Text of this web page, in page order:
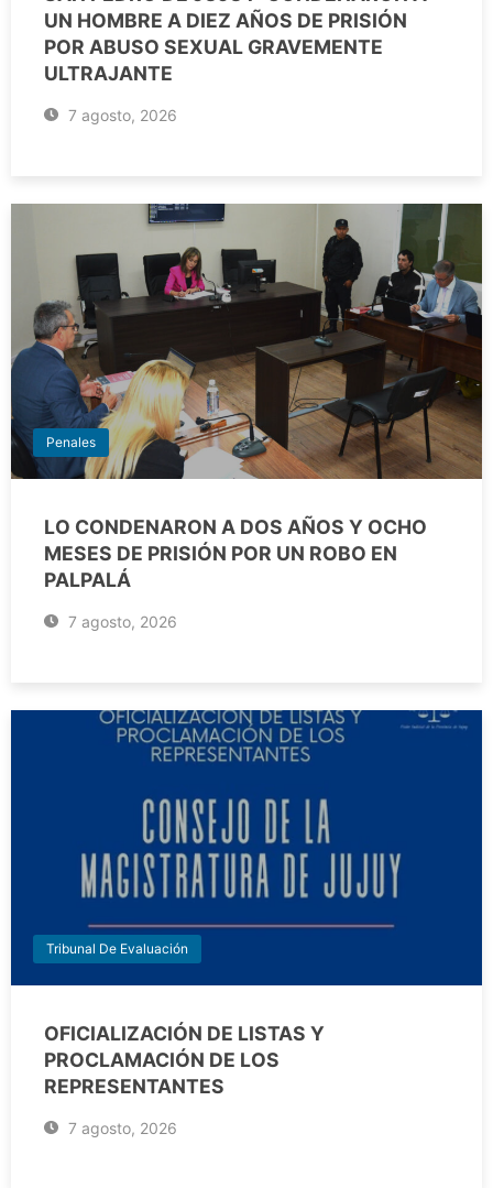
UN HOMBRE A DIEZ AÑOS DE PRISIÓN
POR ABUSO SEXUAL GRAVEMENTE
ULTRAJANTE
7 agosto, 2026
Penales
LO CONDENARON A DOS AÑOS Y OCHO
MESES DE PRISIÓN POR UN ROBO EN
PALPALÁ
7 agosto, 2026
Tribunal De Evaluación
OFICIALIZACIÓN DE LISTAS Y
PROCLAMACIÓN DE LOS
REPRESENTANTES
7 agosto, 2026